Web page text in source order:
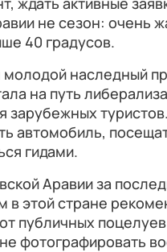
не сезон: очень
40 градусов.
молодой наследный
на путь
зарубежных
автомобиль,
гидами.
Аравии за
в этой стране
публичных
фотографировать